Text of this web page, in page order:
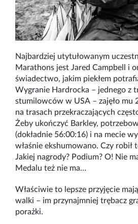
Najbardziej utytułowanym
Marathons jest Jared Campbell i
świadectwo, jakim piekłem
Wygranie Hardrocka – jednego z
stumilowców w USA – zajęło mu
na trasach przekraczających
Żeby ukończyć Barkley,
(dokładnie 56:00:16) i na mecie
właśnie ekshumowano. Czy robił
Jakiej nagrody? Podium? O! Nie
Medalu też nie ma…
Właściwie to lepsze przyjęcie
walki – im przynajmniej trębacz
porażki.